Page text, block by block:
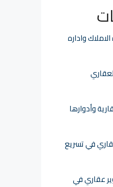
واداره
وأدوارها
في تسريع
عقاري في